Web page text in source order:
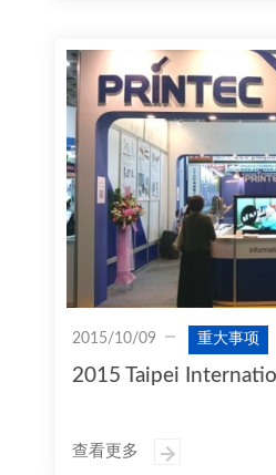
2015/10/09 重大事项
2015 Taipei
查看更多